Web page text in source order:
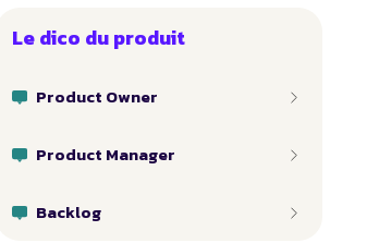
Le dico du produit
Product Owner
Product Manager
Backlog